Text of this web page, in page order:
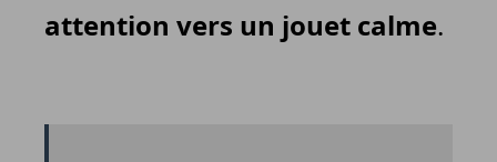
attention vers un jouet calme.